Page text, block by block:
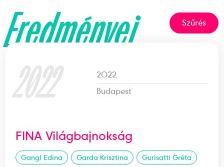
Eredményei Szűrés
2022
2022
Budapest
FINA Világbajnokság
Gangl Edina Garda Krisztina
Gurisatti Gréta